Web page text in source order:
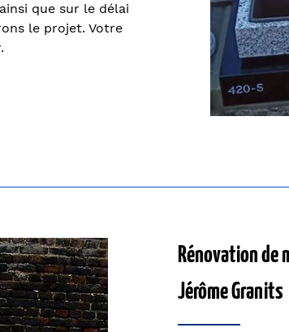
que sur le délai
le projet. Votre
Rénovation de
Jérôme Granits